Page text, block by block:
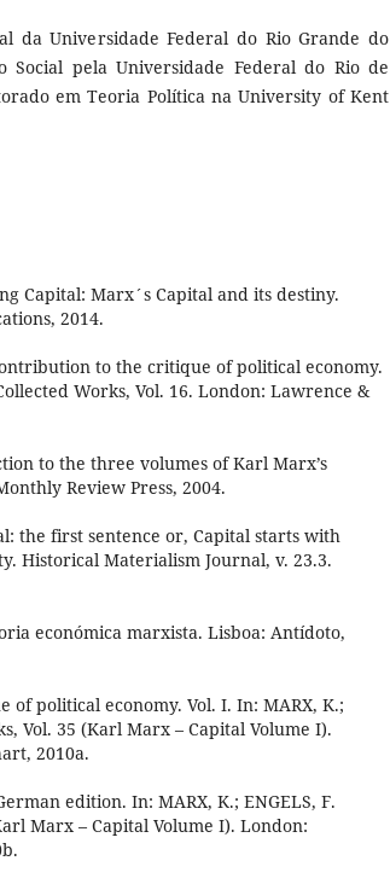
da Universidade Federal do Rio Grande do
Social pela Universidade Federal do Rio de
em Teoria Política na University of Kent
Capital: Marx´s Capital and its destiny.
2014.
to the critique of political economy.
Works, Vol. 16. London: Lawrence &
to the three volumes of Karl Marx’s
Review Press, 2004.
the first sentence or, Capital starts with
Historical Materialism Journal, v. 23.3.
económica marxista. Lisboa: Antídoto,
of political economy. Vol. I. In: MARX, K.;
Vol. 35 (Karl Marx – Capital Volume I).
2010a.
edition. In: MARX, K.; ENGELS, F.
Marx – Capital Volume I). London: